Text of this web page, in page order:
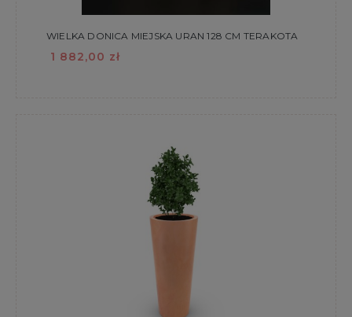
WIELKA DONICA MIEJSKA URAN 128 CM TERAKOTA
1 882,00 zł